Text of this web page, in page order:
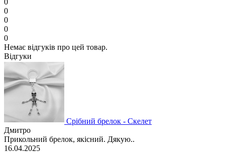
0
0
0
0
Немає відгуків про цей товар.
Відгуки
Срібний брелок - Скелет
Дмитро
Прикольний брелок, якісний. Дякую..
16.04.2025